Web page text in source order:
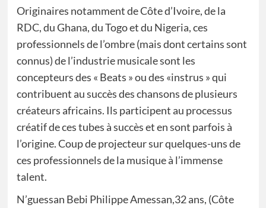
Originaires notamment de Côte d’Ivoire, de la
RDC, du Ghana, du Togo et du Nigeria, ces
professionnels de l’ombre (mais dont certains sont
connus) de l’industrie musicale sont les
concepteurs des « Beats » ou des «instrus » qui
contribuent au succès des chansons de plusieurs
créateurs africains. Ils participent au processus
créatif de ces tubes à succès et en sont parfois à
l’origine. Coup de projecteur sur quelques-uns de
ces professionnels de la musique à l’immense
talent.
N’guessan Bebi Philippe Amessan,32 ans, (Côte